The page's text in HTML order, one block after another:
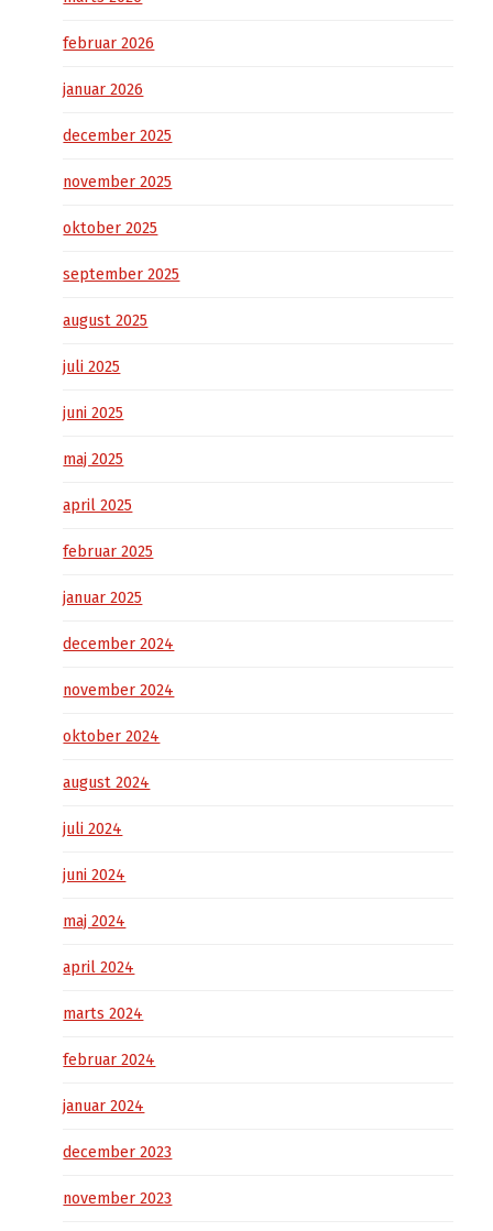
februar 2026
januar 2026
december 2025
november 2025
oktober 2025
september 2025
august 2025
juli 2025
juni 2025
maj 2025
april 2025
februar 2025
januar 2025
december 2024
november 2024
oktober 2024
august 2024
juli 2024
juni 2024
maj 2024
april 2024
marts 2024
februar 2024
januar 2024
december 2023
november 2023